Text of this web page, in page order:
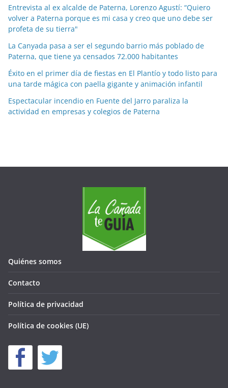
o
r
m
e
s
e
s
Entrevista al ex alcalde de Paterna, Lorenzo Agustí: “Quiero
volver a Paterna porque es mi casa y creo que uno debe ser
profeta de su tierra"
La Canyada pasa a ser el segundo barrio más poblado de
Paterna, que tiene ya censados 72.000 habitantes
Éxito en el primer día de fiestas en El Plantío y todo listo para
una tarde mágica con paella gigante y animación infantil
Espectacular incendio en Fuente del Jarro paraliza la
actividad en empresas y colegios de Paterna
Quiénes somos
Contacto
Política de privacidad
Política de cookies (UE)